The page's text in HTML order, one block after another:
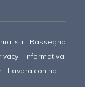
Rassegna
Informativa
Lavora con noi